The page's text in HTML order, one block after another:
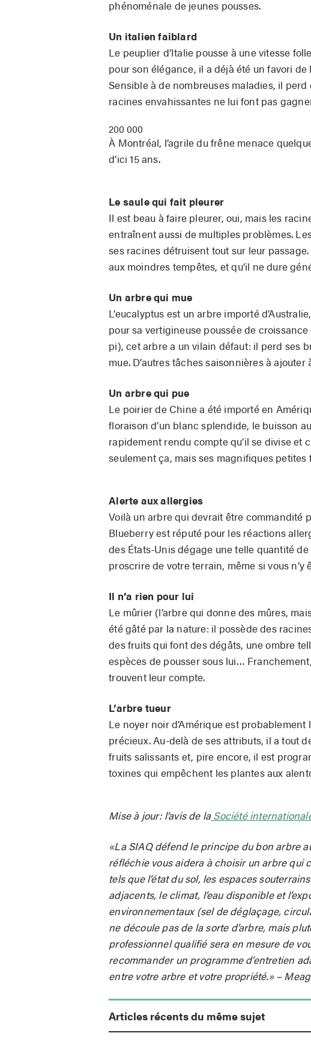
phénoménale de jeunes pousses.
Un italien faiblard
Le peuplier d’Italie pousse à une vitesse
pour son élégance, il a déjà été un favori de
Sensible à de nombreuses maladies, il
racines envahissantes ne lui font pas
200 000
À Montréal, l’agrile du frêne menace
d’ici 15 ans.
Le saule qui fait pleurer
Il est beau à faire pleurer, oui, mais les
entraînent aussi de multiples problèmes.
ses racines détruisent tout sur leur
aux moindres tempêtes, et qu’il ne dure
Un arbre qui mue
L’eucalyptus est un arbre importé
pour sa vertigineuse poussée de
pi), cet arbre a un vilain défaut: il perd ses
mue. D’autres tâches saisonnières à ajouter
Un arbre qui pue
Le poirier de Chine a été importé en
floraison d’un blanc splendide, le buisson
rapidement rendu compte qu’il se divise et
seulement ça, mais ses magnifiques
Alerte aux allergies
Voilà un arbre qui devrait être commandité
Blueberry est réputé pour les réactions
des États-Unis dégage une telle quantité
proscrire de votre terrain, même si vous n’y
Il n’a rien pour lui
Le mûrier (l’arbre qui donne des mûres,
été gâté par la nature: il possède des
des fruits qui font des dégâts, une ombre
espèces de pousser sous lui…
trouvent leur compte.
L’arbre tueur
Le noyer noir d’Amérique est
précieux. Au-delà de ses attributs, il a tout
fruits salissants et, pire encore, il est
toxines qui empêchent les plantes aux
Mise à jour: l’avis de laSociété
«La SIAQ défend le principe du bon arbre
réfléchie vous aidera à choisir un arbre qui
tels que l’état du sol, les espaces
adjacents, le climat, l’eau disponible et
environnementaux (sel de déglaçage,
ne découle pas de la sorte d’arbre, mais
professionnel qualifié sera en mesure de
recommander un programme d’entretien
entre votre arbre et votre propriété.» –
Articles récents du même sujet